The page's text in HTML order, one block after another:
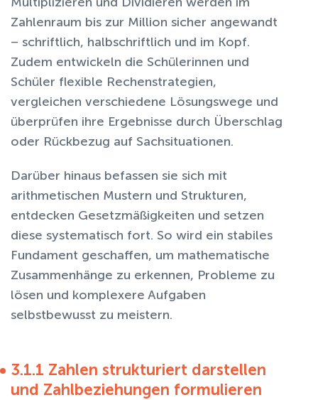
Zahlenraum bis zur Million sicher angewandt
– schriftlich, halbschriftlich und im Kopf.
Zudem entwickeln die Schülerinnen und
Schüler flexible Rechenstrategien,
vergleichen verschiedene Lösungswege und
überprüfen ihre Ergebnisse durch Überschlag
oder Rückbezug auf Sachsituationen.
Darüber hinaus befassen sie sich mit
arithmetischen Mustern und Strukturen,
entdecken Gesetzmäßigkeiten und setzen
diese systematisch fort. So wird ein stabiles
Fundament geschaffen, um mathematische
Zusammenhänge zu erkennen, Probleme zu
lösen und komplexere Aufgaben
selbstbewusst zu meistern.
3.1.1 Zahlen strukturiert darstellen
und Zahlbeziehungen formulieren